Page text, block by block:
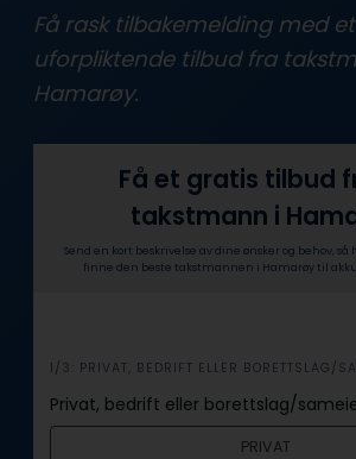
Få rask tilbakemelding med
uforpliktende tilbud fra
Hamarøy.
Få et gratis tilbud
takstmann i
Send en kort beskrivelse av dine ønsker og behov,
finne den beste takstmannen i Hamarøy til
i
n
n
1/3: PRIVAT, BEDRIFT ELLER BORETTSLAG/
Privat, bedrift eller borettslag/
PRIVAT